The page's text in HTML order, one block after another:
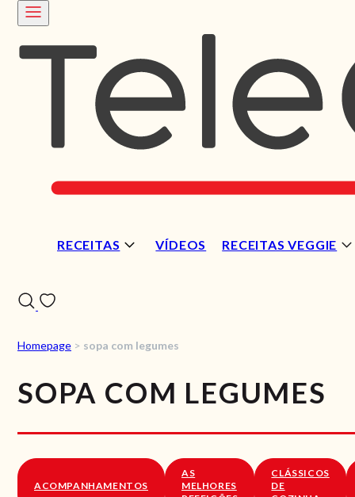
RECEITAS VÍDEOS RECEITAS VEGGIE
Homepage > sopa com legumes
SOPA COM LEGUMES
ACOMPANHAMENTOS
AS
MELHORES
CLÁSSICOS
DE